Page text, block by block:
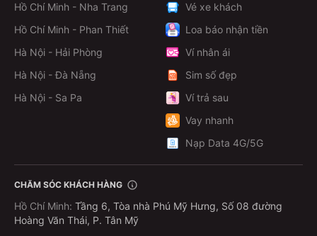
Hồ Chí Minh - Nha Trang
Hồ Chí Minh - Phan Thiết
Hà Nội - Hải Phòng
Hà Nội - Đà Nẵng
Hà Nội - Sa Pa
Vé xe khách
Loa báo nhận tiền
Ví nhân ái
Sim số đẹp
Ví trả sau
Vay nhanh
Nạp Data 4G/5G
CHĂM SÓC KHÁCH HÀNG
Hồ Chí Minh: Tầng 6, Tòa nhà Phú Mỹ Hưng, Số 08 đường
Hoàng Văn Thái, P. Tân Mỹ